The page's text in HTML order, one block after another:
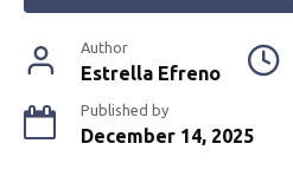
Author
Estrella Efreno
Published by
December 14, 2025